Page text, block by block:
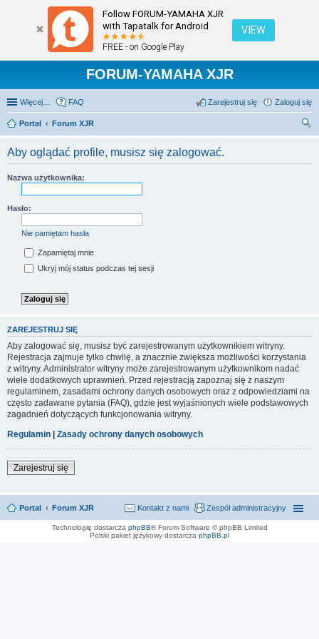
Follow FORUM-YAMAHA XJR
with Tapatalk for Android
FREE - on Google Play
VIEW
FORUM-YAMAHA XJR
Więcej… FAQ Zaloguj się
Zarejestruj się
Portal
Forum XJR
Aby oglądać profile, musisz się zalogować.
Nazwa użytkownika:
Hasło:
Nie pamiętam hasła
Zapamiętaj mnie
Ukryj mój status podczas tej sesji
ZAREJESTRUJ SIĘ
Aby zalogować się, musisz być zarejestrowanym użytkownikiem witryny.
Rejestracja zajmuje tylko chwilę, a znacznie zwiększa możliwości korzystania
z witryny. Administrator witryny może zarejestrowanym użytkownikom nadać
wiele dodatkowych uprawnień. Przed rejestracją zapoznaj się z naszym
regulaminem, zasadami ochrony danych osobowych oraz z odpowiedziami na
często zadawane pytania (FAQ), gdzie jest wyjaśnionych wiele podstawowych
zagadnień dotyczących funkcjonowania witryny.
Regulamin
Zasady ochrony danych osobowych
Zarejestruj się
Portal Forum XJR Zespół administracyjny
Kontakt z nami
Technologię dostarcza phpBB® Forum Software © phpBB Limited
Polski pakiet językowy dostarcza phpBB.pl